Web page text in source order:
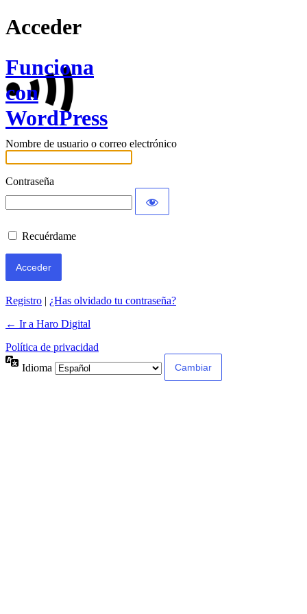
Acceder
Funciona
con
WordPress
Nombre de usuario o correo electrónico
Contraseña
Recuérdame
Registro | ¿Has olvidado tu contraseña?
← Ir a Haro Digital
Política de privacidad
Idioma